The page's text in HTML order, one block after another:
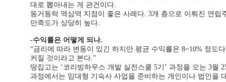
대로 뽑아내는 게 관건이다.
동거동락 역삼역 지점이 좋은 사례다. 3개 층으로 이뤄진 연
만족도가 상당히 높다.
-수익률은 어떻게 되나.
“금리에 따라 변동이 있긴 하지만 평균 수익률은 8~10% 정도
커질 것이라고 본다.”
땅집고는 ‘코리빙하우스 개발 실전스쿨 5기’ 과정을 오는 3
과정에서는 임대형 기숙사 사업을 준비하는 개인이나 법인을